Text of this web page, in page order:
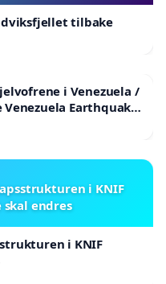
tilbake
i Venezuela /
Earthquake
i KNIF
skal endres
i KNIF